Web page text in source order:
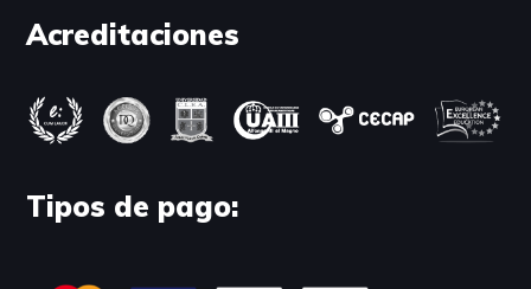
Acreditaciones
Tipos de pago: